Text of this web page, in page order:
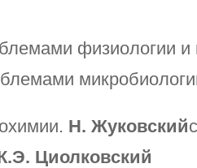
физиологии
Н. Жуковский
Циолковский